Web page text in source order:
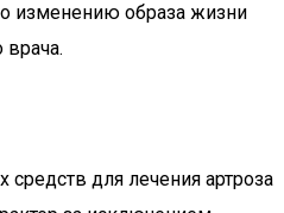
изменению образа жизни
для лечения артроза